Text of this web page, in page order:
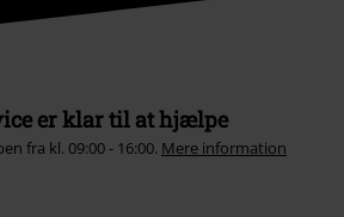
er klar til at hjælpe
fra kl. 09:00 - 16:00. Mere information